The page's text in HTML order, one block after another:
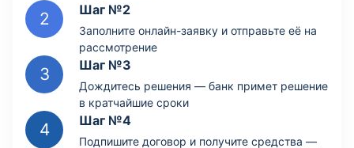
Шаг №2
Заполните онлайн-заявку и отправьте её на
рассмотрение
Шаг №3
Дождитесь решения — банк примет решение
в кратчайшие сроки
Шаг №4
Подпишите договор и получите средства —